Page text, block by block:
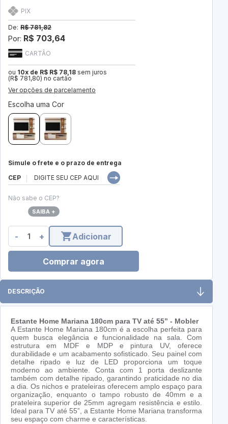
CARTÃO
ou 10x de R$ R$ 78,18 sem juros
(R$ 781,80) no cartão
Ver opções de parcelamento
PIX
De: R$ 781,82
Por: R$ 703,64
Escolha uma Cor
Simule o frete e o prazo de entrega
CEP
Não sabe o CEP?
SAIBA +
- + Adicionar
Comprar agora
DESCRIÇÃO
Estante Home Mariana 180cm para TV até 55” - Mobler
A Estante Home Mariana 180cm é a escolha perfeita para
quem busca elegância e funcionalidade na sala. Com
estrutura em MDF e MDP e pintura UV, oferece
durabilidade e um acabamento sofisticado. Seu painel com
detalhe ripado e luz de LED proporciona um toque
moderno ao ambiente. Conta com 1 porta deslizante
também com detalhe ripado, garantindo praticidade no dia
a dia. Os nichos e prateleiras oferecem amplo espaço para
organização, enquanto o tampo robusto de 40mm e a
prateleira superior de 25mm agregam resistência e estilo.
Ideal para TV até 55”, a Estante Home Mariana transforma
seu espaço com charme e características.